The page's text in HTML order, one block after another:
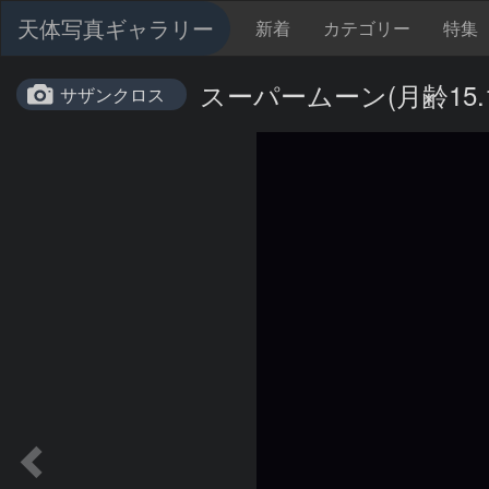
天体写真ギャラリー 新着 カテゴリー 特集
サザンクロス スーパームーン(月齢